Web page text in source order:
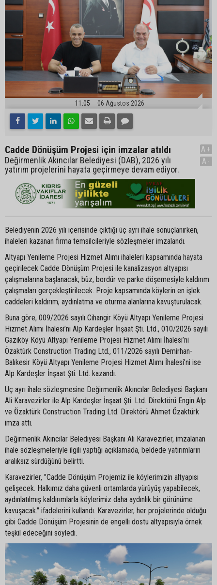
11:05 06 Ağustos 2026
Cadde Dönüşüm Projesi için imzalar atıldı
Değirmenlik Akıncılar Belediyesi (DAB), 2026 yılı
yatırım projelerini hayata geçirmeye devam ediyor.
A+
A-
Belediyenin 2026 yılı içerisinde çıktığı üç ayrı ihale sonuçlanırken,
ihaleleri kazanan firma temsilcileriyle sözleşmeler imzalandı.
Altyapı Yenileme Projesi Hizmet Alımı ihaleleri kapsamında hayata
geçirilecek Cadde Dönüşüm Projesi ile kanalizasyon altyapısı
çalışmalarına başlanacak; büz, bordür ve parke döşemesiyle kaldırım
çalışmaları gerçekleştirilecek. Proje kapsamında köylerin en işlek
caddeleri kaldırım, aydınlatma ve oturma alanlarına kavuşturulacak.
Buna göre, 009/2026 sayılı Cihangir Köyü Altyapı Yenileme Projesi
Hizmet Alımı İhalesi’ni Alp Kardeşler İnşaat Şti. Ltd., 010/2026 sayılı
Gaziköy Köyü Altyapı Yenileme Projesi Hizmet Alımı İhalesi’ni
Özaktürk Construction Trading Ltd., 011/2026 sayılı Demirhan-
Balıkesir Köyü Altyapı Yenileme Projesi Hizmet Alımı İhalesi’ni ise
Alp Kardeşler İnşaat Şti. Ltd. kazandı.
Üç ayrı ihale sözleşmesine Değirmenlik Akıncılar Belediyesi Başkanı
Ali Karavezirler ile Alp Kardeşler İnşaat Şti. Ltd. Direktörü Engin Alp
ve Özaktürk Construction Trading Ltd. Direktörü Ahmet Özaktürk
imza attı.
Değirmenlik Akıncılar Belediyesi Başkanı Ali Karavezirler, imzalanan
ihale sözleşmeleriyle ilgili yaptığı açıklamada, beldede yatırımların
aralıksız sürdüğünü belirtti.
Karavezirler, "Cadde Dönüşüm Projemiz ile köylerimizin altyapısı
gelişecek. Halkımız daha güvenli ortamlarda yürüyüş yapabilecek,
aydınlatılmış kaldırımlarla köylerimiz daha aydınlık bir görünüme
kavuşacak." ifadelerini kullandı. Karavezirler, her projelerinde olduğu
gibi Cadde Dönüşüm Projesinin de engelli dostu altyapısıyla örnek
teşkil edeceğini söyledi.